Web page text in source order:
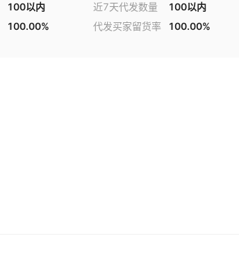
100以内 近7天代发数量
100以内
100.00% 代发买家留货率
100.00%